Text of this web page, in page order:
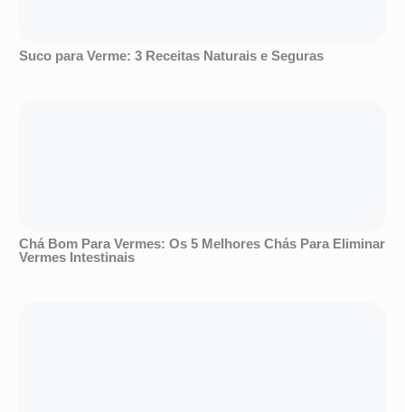
Suco para Verme: 3 Receitas Naturais e Seguras
Chá Bom Para Vermes: Os 5 Melhores Chás Para Eliminar
Vermes Intestinais